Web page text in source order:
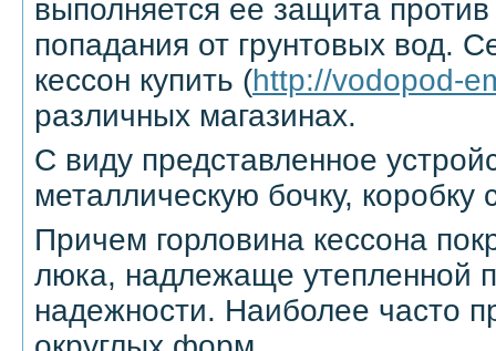
выполняется ее защита
попадания от грунтовых вод.
кессон купить (http://vodopod-
различных магазинах.
С виду представленное
металлическую бочку, коробку
Причем горловина кессона
люка, надлежаще утепленной
надежности. Наиболее часто